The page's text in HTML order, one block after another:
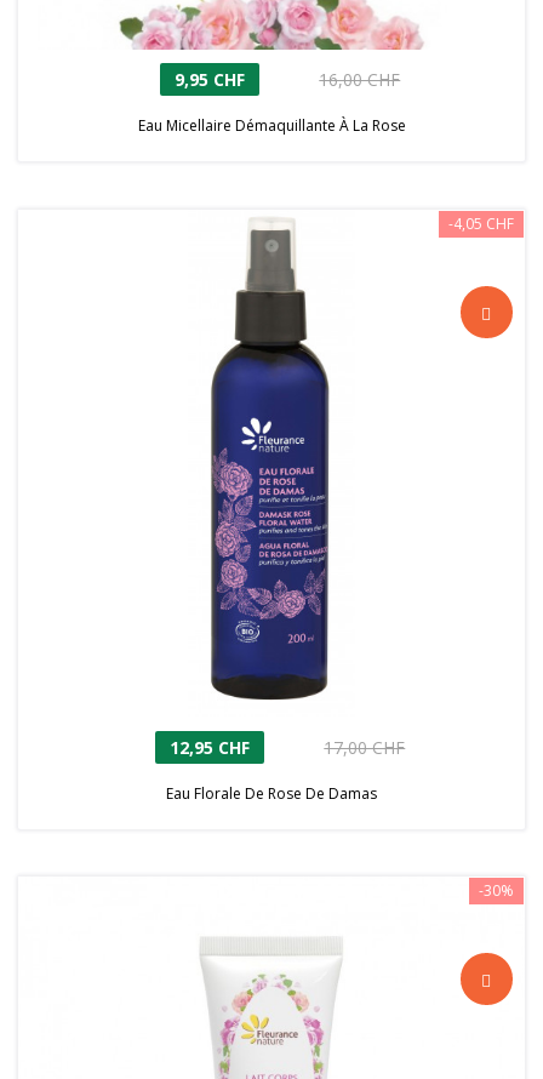
9,95 CHF 16,00 CHF
Eau Micellaire Démaquillante À La Rose
-4,05 CHF
12,95 CHF 17,00 CHF
Eau Florale De Rose De Damas
-30%